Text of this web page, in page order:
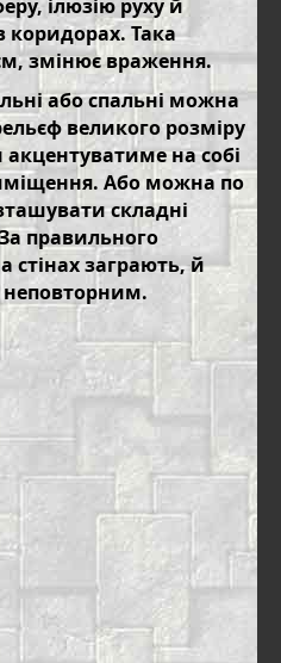
ілюзію руху й
Така
змінює враження.
або спальні можна
великого розміру
на собі
Або можна по
складні
правильного
стінах заграють, й
неповторним.